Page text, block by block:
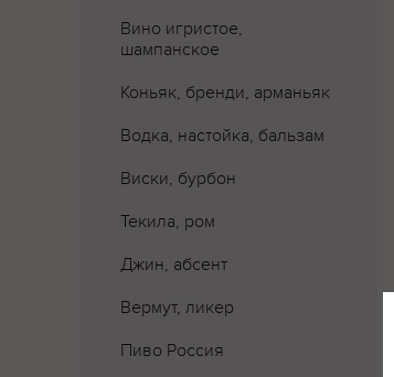
Вино игристое,
шампанское
Коньяк, бренди, арманьяк
Водка, настойка, бальзам
Виски, бурбон
Текила, ром
Джин, абсент
Вермут, ликер
Пиво Россия